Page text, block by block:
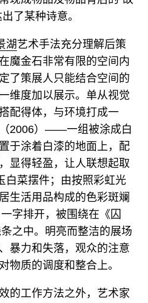
了某种诗意。
湖艺术手法充分理解后策
金石非常有限的空间内
了策展人只能结合空间的
维度加以展示。单从视觉
配得体，与环境打成一
2006）——一组被涂成白
于涂着白漆的地面上，配
显得轻盈，让人联想起取
白菜摆件；由按照彩虹光
生活用品构成的色彩斑斓
字排开，被围绕在《囚
之中。明亮而整洁的展场
暴力和失落，观众的注意
物质的调度和整合上。
的工作方法之外，艺术家